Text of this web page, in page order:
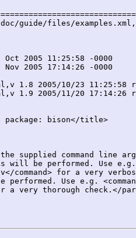
guide/files/
1.8 2005/10/23
1.9 2005/11/20
package: bison</title>
supplied command line